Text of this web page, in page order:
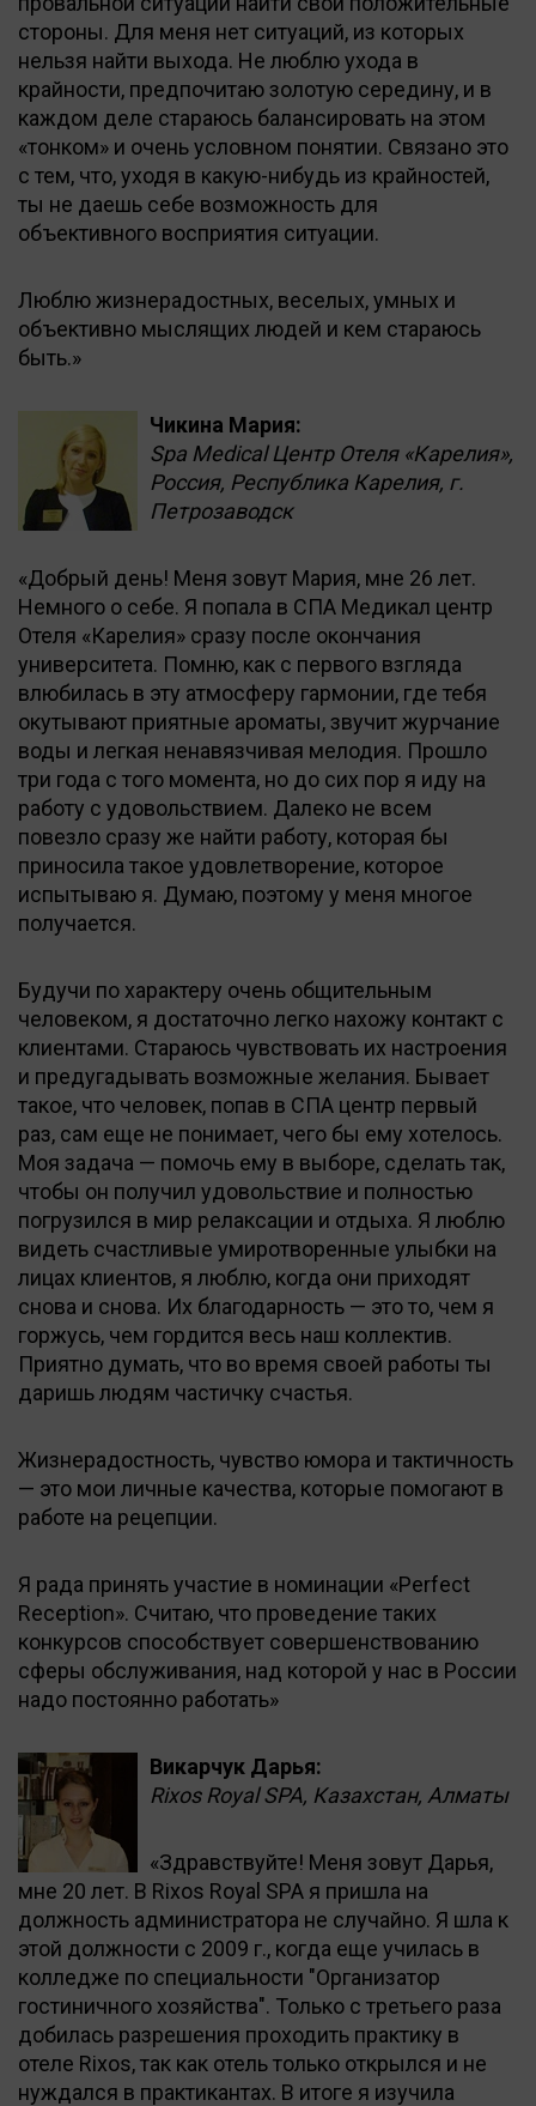
стороны. Для меня нет ситуаций, из которых
нельзя найти выхода. Не люблю ухода в
крайности, предпочитаю золотую середину, и в
каждом деле стараюсь балансировать на этом
«тонком» и очень условном понятии. Связано это
с тем, что, уходя в какую-нибудь из крайностей,
ты не даешь себе возможность для
объективного восприятия ситуации.
Люблю жизнерадостных, веселых, умных и
объективно мыслящих людей и кем стараюсь
быть.»
Чикина Мария:
Spa Medical Центр Отеля «Карелия»,
Россия, Республика Карелия, г.
Петрозаводск
«Добрый день! Меня зовут Мария, мне 26 лет.
Немного о себе. Я попала в СПА Медикал центр
Отеля «Карелия» сразу после окончания
университета. Помню, как с первого взгляда
влюбилась в эту атмосферу гармонии, где тебя
окутывают приятные ароматы, звучит журчание
воды и легкая ненавязчивая мелодия. Прошло
три года с того момента, но до сих пор я иду на
работу с удовольствием. Далеко не всем
повезло сразу же найти работу, которая бы
приносила такое удовлетворение, которое
испытываю я. Думаю, поэтому у меня многое
получается.
Будучи по характеру очень общительным
человеком, я достаточно легко нахожу контакт с
клиентами. Стараюсь чувствовать их настроения
и предугадывать возможные желания. Бывает
такое, что человек, попав в СПА центр первый
раз, сам еще не понимает, чего бы ему хотелось.
Моя задача — помочь ему в выборе, сделать так,
чтобы он получил удовольствие и полностью
погрузился в мир релаксации и отдыха. Я люблю
видеть счастливые умиротворенные улыбки на
лицах клиентов, я люблю, когда они приходят
снова и снова. Их благодарность — это то, чем я
горжусь, чем гордится весь наш коллектив.
Приятно думать, что во время своей работы ты
даришь людям частичку счастья.
Жизнерадостность, чувство юмора и тактичность
— это мои личные качества, которые помогают в
работе на рецепции.
Я рада принять участие в номинации «Perfect
Reception». Считаю, что проведение таких
конкурсов способствует совершенствованию
сферы обслуживания, над которой у нас в России
надо постоянно работать»
Викарчук Дарья:
Rixos Royal SPA, Казахстан, Алматы
«Здравствуйте! Меня зовут Дарья,
мне 20 лет. В Rixos Royal SPA я пришла на
должность администратора не случайно. Я шла к
этой должности с 2009 г., когда еще училась в
колледже по специальности "Организатор
гостиничного хозяйства". Только с третьего раза
добилась разрешения проходить практику в
отеле Rixos, так как отель только открылся и не
нуждался в практикантах. В итоге я изучила